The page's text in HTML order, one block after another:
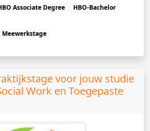
Associate Degree
HBO-Bachelor
Meewerkstage
voor jouw studie
Work en Toegepaste